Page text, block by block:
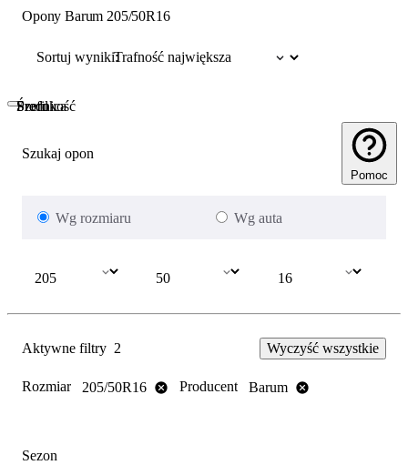
Opony Barum 205/50R16
Sortuj wyniki:
Szukaj opon
Pomoc
Wg rozmiaru Wg auta
Szerokość
Profil
Średnica
Aktywne filtry 2 Wyczyść wszystkie
Rozmiar 205/50R16 Producent Barum
Sezon